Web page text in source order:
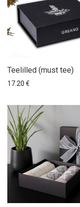
Teelilled (must tee)
17.20 €